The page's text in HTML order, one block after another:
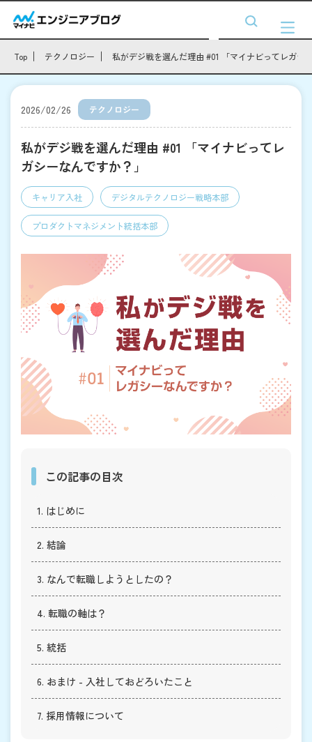
Top テクノロジー 私がデジ戦を選んだ理由 #01 「マイナビってレガシ
2026/02/26 テクノロジー
私がデジ戦を選んだ理由 #01 「マイナビってレ
ガシーなんですか？」
キャリア入社 デジタルテクノロジー戦略本部
プロダクトマネジメント統括本部
この記事の目次
1. はじめに
2. 結論
3. なんで転職しようとしたの？
4. 転職の軸は？
5. 統括
6. おまけ - 入社しておどろいたこと
7. 採用情報について